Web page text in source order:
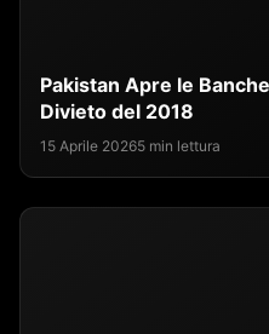
Pakistan Apre le
Divieto del 2018
15 Aprile 20265 min lettura